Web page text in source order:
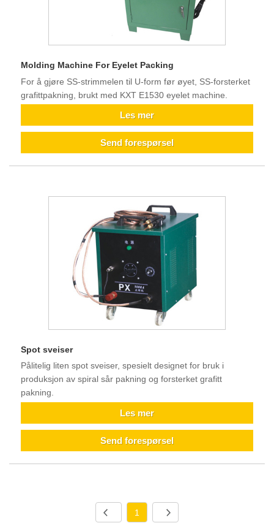
Molding Machine For Eyelet Packing
For å gjøre SS-strimmelen til U-form før øyet, SS-forsterket
grafittpakning, brukt med KXT E1530 eyelet machine.
Les mer
Send forespørsel
Spot sveiser
Pålitelig liten spot sveiser, spesielt designet for bruk i
produksjon av spiral sår pakning og forsterket grafitt
pakning.
Les mer
Send forespørsel
1